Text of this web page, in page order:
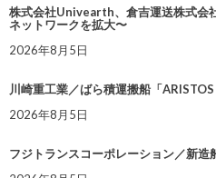
株式会社Univearth、倉吉運送株式会
ネットワークを拡大〜
2026年8月5日
川崎重工業／ばら積運搬船「
2026年8月5日
フジトランスコーポレーション／新造